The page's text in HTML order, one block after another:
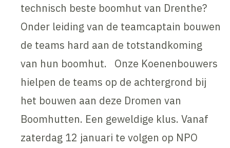
technisch beste boomhut van Drenthe?
Onder leiding van de teamcaptain bouwen
de teams hard aan de totstandkoming
van hun boomhut. Onze Koenenbouwers
hielpen de teams op de achtergrond bij
het bouwen aan deze Dromen van
Boomhutten. Een geweldige klus. Vanaf
zaterdag 12 januari te volgen op NPO